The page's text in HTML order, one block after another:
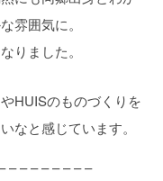
雰囲気に。
りました。
HUISのものづくりを
なと感じています。
– – – – – – – –